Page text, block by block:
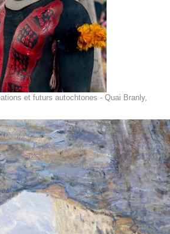
et futurs autochtones - Quai Branly,